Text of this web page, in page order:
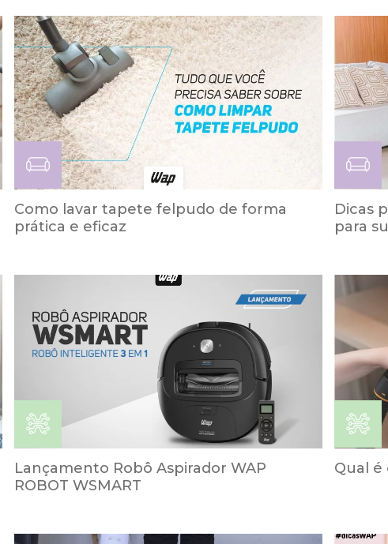
Como lavar tapete felpudo de forma
prática e eficaz
Dicas
para
Lançamento Robô Aspirador WAP
ROBOT WSMART
Qual é